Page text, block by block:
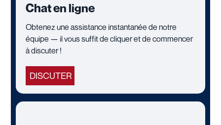
Chat en ligne
Obtenez une assistance instantanée de notre
équipe — il vous suffit de cliquer et de commencer
à discuter !
DISCUTER